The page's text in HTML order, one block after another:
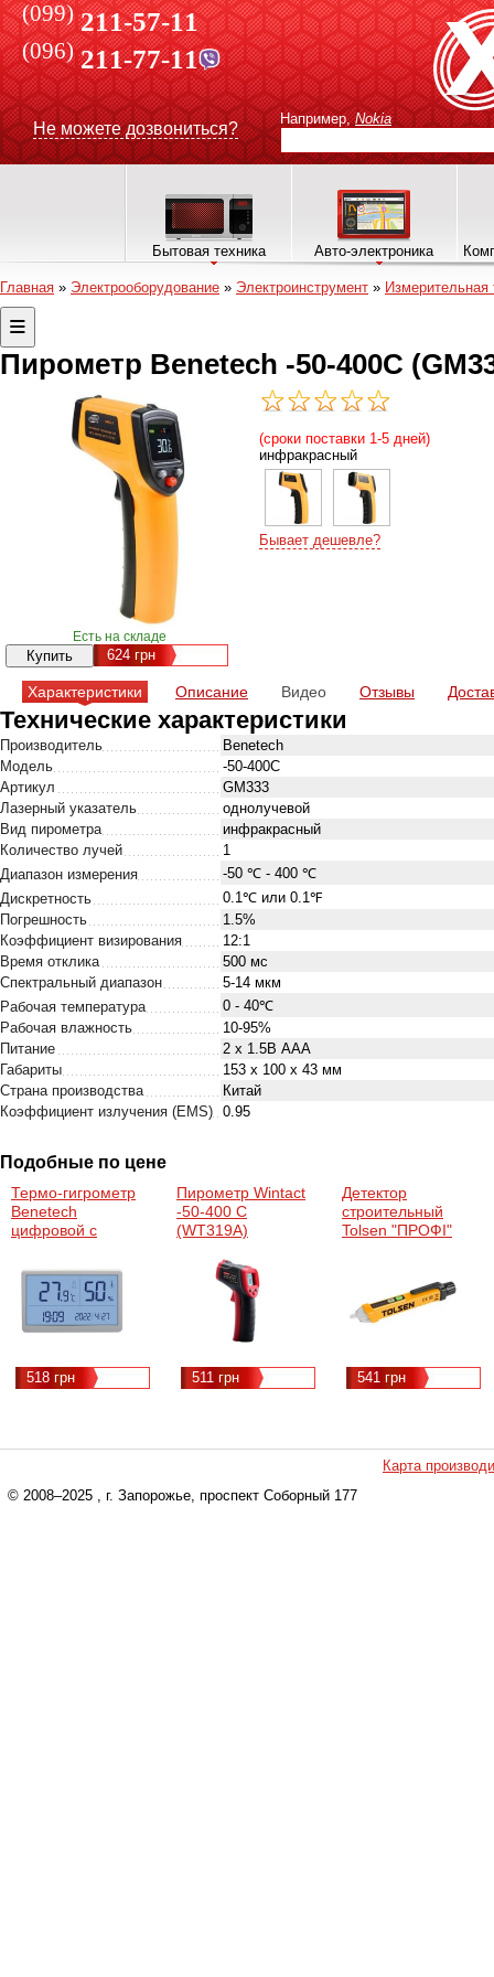
(099) 211-57-11
(096)211-77-11
Не можете дозвониться?
Например, Nokia
Бытовая техника Авто-электроника
Главная » Электрооборудование » Электроинструмент » Измерительная
Пирометр Benetech -50-400C
Есть на складе
624грн
(сроки поставки 1-5 дней)
инфракрасный
Бывает дешевле?
Характеристики Описание Видео Отзывы
Технические характеристики
Производитель
Benetech
Модель
-50-400C
Артикул
GM333
Лазерный указатель
однолучевой
Вид пирометра
инфракрасный
Количество лучей
1
Диапазон измерения
-50 ℃ - 400 ℃
Дискретность
0.1℃ или 0.1℉
Погрешность
1.5%
Коэффициент визирования
12:1
Время отклика
500 мс
Спектральный диапазон
5-14 мкм
Рабочая температура
0 - 40℃
Рабочая влажность
10-95%
Питание
2 х 1.5В АAА
Габариты
153 х 100 х 43 мм
Страна производства
Китай
Коэффициент излучения (EMS) 0.95
Подобные по цене
Термо-гигрометр
Benetech
цифровой с
креплением 10-
99%, -9.9~60°C
(GM1372)
518 грн
Пирометр Wintact
-50-400 C
(WT319A)
511 грн
Детектор
строительный
Tolsen "ПРОФІ"
541 грн
Карта
© 2008–2025 , г. Запорожье, проспект Соборный 177